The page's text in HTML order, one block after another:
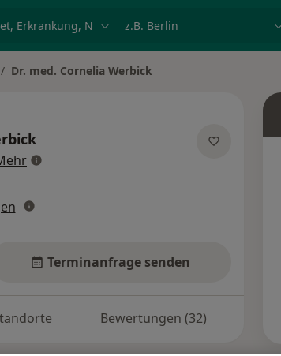
ändern
Dr. med. Cornelia Werbick
über Spezialisierungen
Terminanfrage senden
Bewertungen (32)